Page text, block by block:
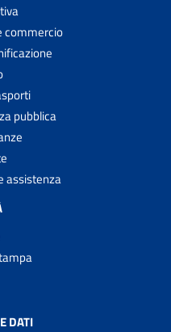
commercio
pubblica
assistenza
DATI